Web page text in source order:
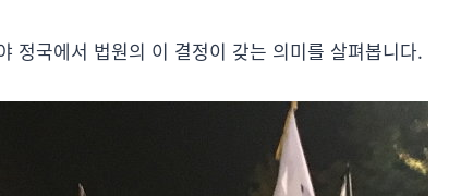
정국에서 법원의 이 결정이 갖는 의미를 살펴봅니다.